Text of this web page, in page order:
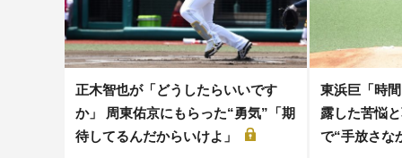
正木智也が「どうしたらいいです
か」 周東佑京にもらった“勇気”「期
待してるんだからいけよ」
東浜巨「時
露した苦悩
で“手放さな